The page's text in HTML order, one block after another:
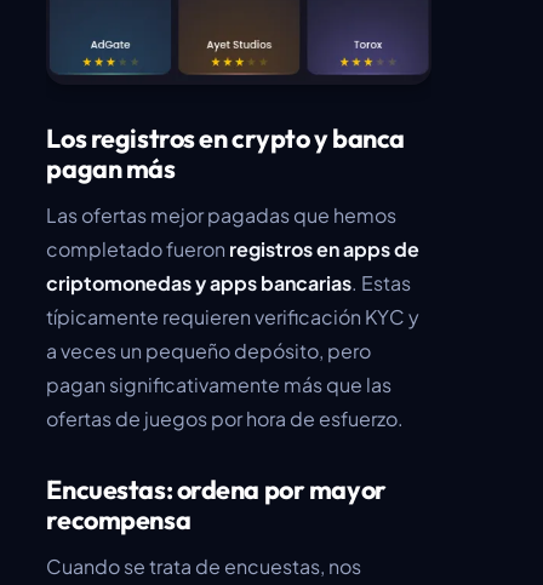
Los registros en crypto y banca
pagan más
Las ofertas mejor pagadas que hemos
completado fueron registros en apps de
criptomonedas y apps bancarias. Estas
típicamente requieren verificación KYC y
a veces un pequeño depósito, pero
pagan significativamente más que las
ofertas de juegos por hora de esfuerzo.
Encuestas: ordena por mayor
recompensa
Cuando se trata de encuestas, nos